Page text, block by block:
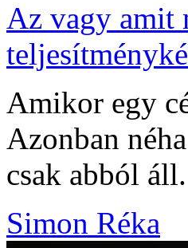
Az vagy amit
Amikor egy
Azonban
csak abból áll.
Simon Réka